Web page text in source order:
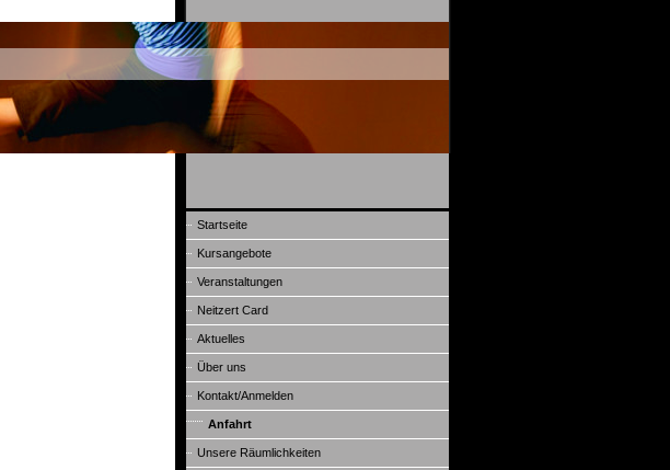
Startseite
Kursangebote
Veranstaltungen
Neitzert Card
Aktuelles
Über uns
Kontakt/Anmelden
Anfahrt
Unsere Räumlichkeiten